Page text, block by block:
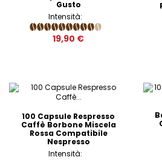
Gusto
Intensità:
19,90 €
100 Capsule Respresso
Caffè Borbone Miscela
Rossa Compatibile
Nespresso
Intensità: